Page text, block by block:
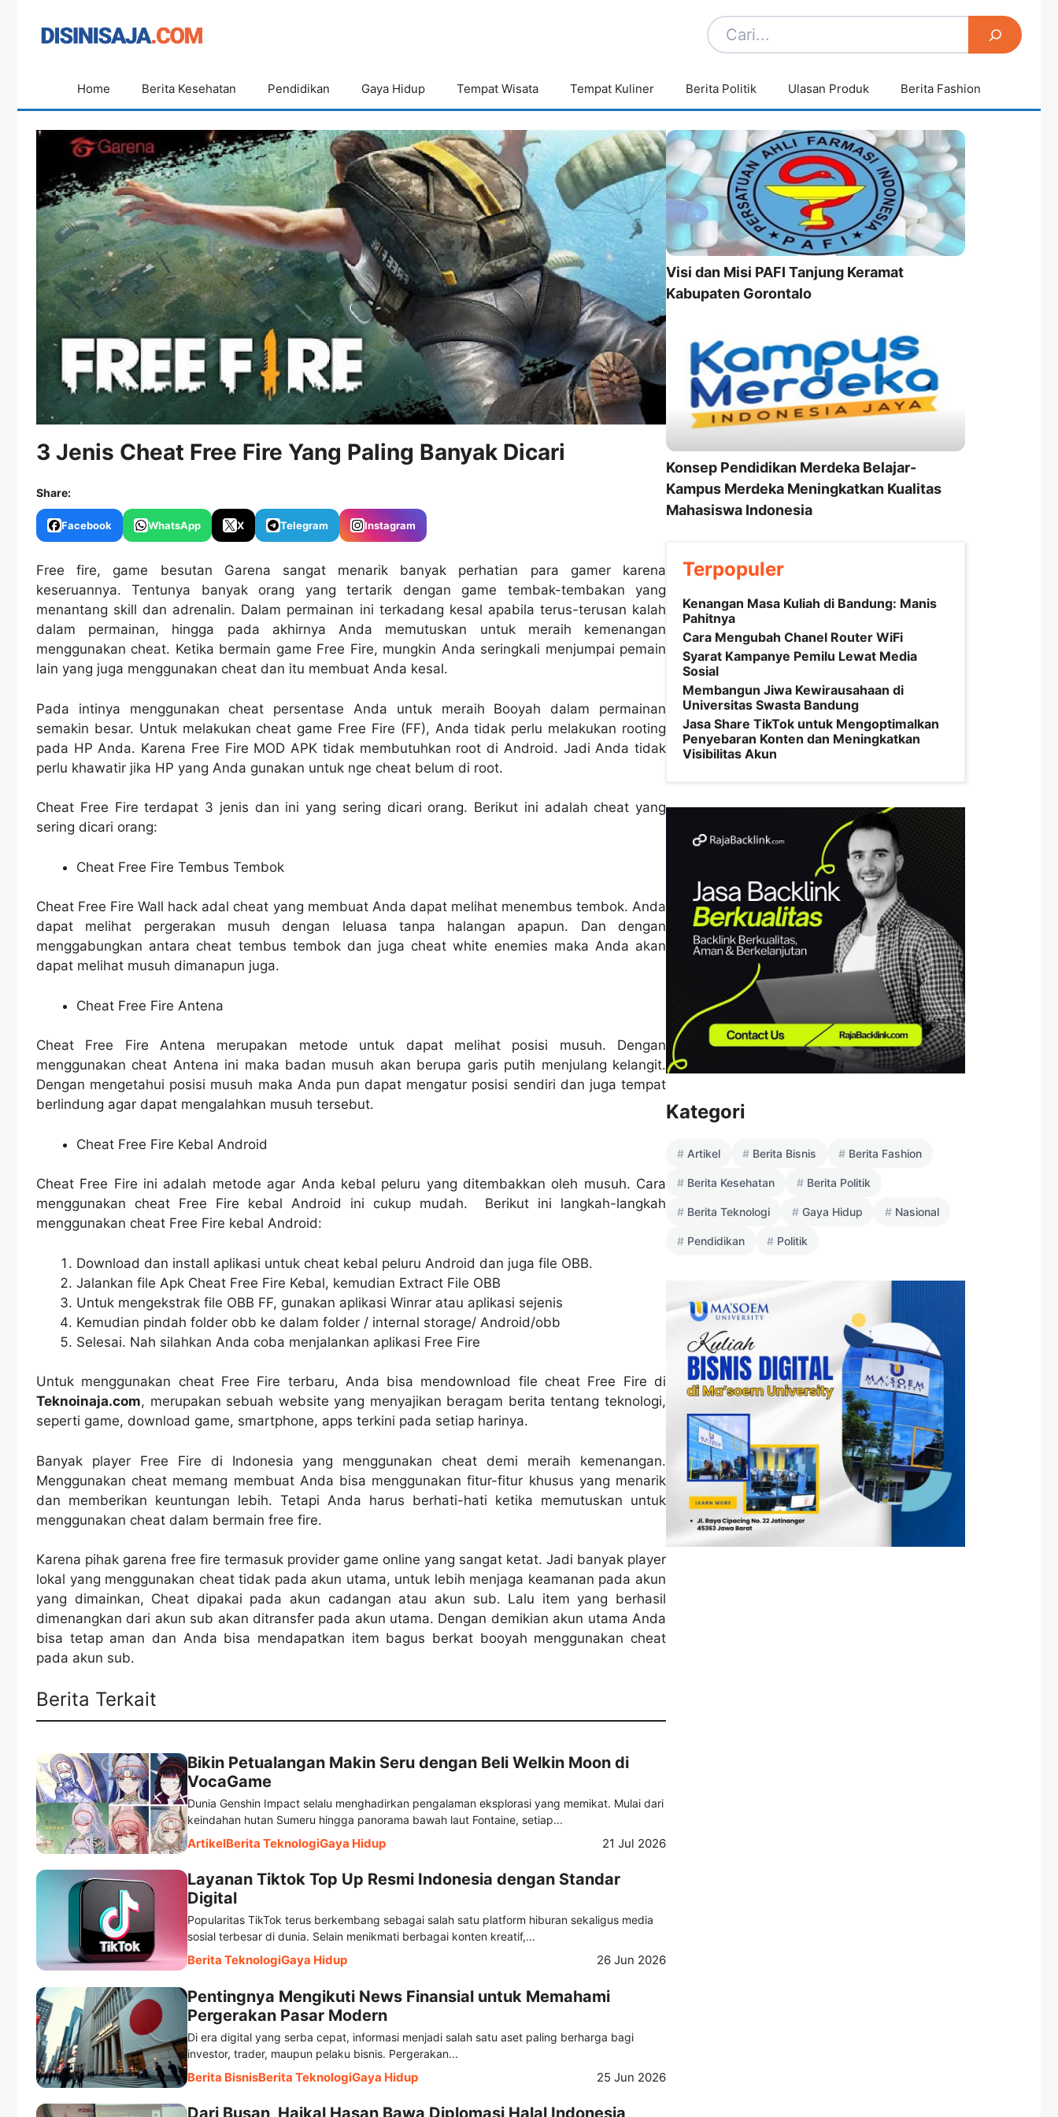
Home Berita Kesehatan Pendidikan Gaya Hidup Tempat Wisata Tempat Kuliner Berita Politik Ulasan Produk Berita Fashion
3 Jenis Cheat Free Fire Yang Paling Banyak Dicari
Share:
Facebook WhatsApp X Telegram Instagram
Free fire, game besutan Garena sangat menarik banyak perhatian para gamer karena
keseruannya. Tentunya banyak orang yang tertarik dengan game tembak-tembakan yang
menantang skill dan adrenalin. Dalam permainan ini terkadang kesal apabila terus-terusan kalah
dalam permainan, hingga pada akhirnya Anda memutuskan untuk meraih kemenangan
menggunakan cheat. Ketika bermain game Free Fire, mungkin Anda seringkali menjumpai pemain
lain yang juga menggunakan cheat dan itu membuat Anda kesal.
Pada intinya menggunakan cheat persentase Anda untuk meraih Booyah dalam permainan
semakin besar. Untuk melakukan cheat game Free Fire (FF), Anda tidak perlu melakukan rooting
pada HP Anda. Karena Free Fire MOD APK tidak membutuhkan root di Android. Jadi Anda tidak
perlu khawatir jika HP yang Anda gunakan untuk nge cheat belum di root.
Cheat Free Fire terdapat 3 jenis dan ini yang sering dicari orang. Berikut ini adalah cheat yang
sering dicari orang:
Cheat Free Fire Tembus Tembok
Cheat Free Fire Wall hack adal cheat yang membuat Anda dapat melihat menembus tembok. Anda
dapat melihat pergerakan musuh dengan leluasa tanpa halangan apapun. Dan dengan
menggabungkan antara cheat tembus tembok dan juga cheat white enemies maka Anda akan
dapat melihat musuh dimanapun juga.
Cheat Free Fire Antena
Cheat Free Fire Antena merupakan metode untuk dapat melihat posisi musuh. Dengan
menggunakan cheat Antena ini maka badan musuh akan berupa garis putih menjulang kelangit.
Dengan mengetahui posisi musuh maka Anda pun dapat mengatur posisi sendiri dan juga tempat
berlindung agar dapat mengalahkan musuh tersebut.
Cheat Free Fire Kebal Android
Cheat Free Fire ini adalah metode agar Anda kebal peluru yang ditembakkan oleh musuh. Cara
menggunakan cheat Free Fire kebal Android ini cukup mudah. Berikut ini langkah-langkah
menggunakan cheat Free Fire kebal Android:
Download dan install aplikasi untuk cheat kebal peluru Android dan juga file OBB.
Jalankan file Apk Cheat Free Fire Kebal, kemudian Extract File OBB
Untuk mengekstrak file OBB FF, gunakan aplikasi Winrar atau aplikasi sejenis
Kemudian pindah folder obb ke dalam folder / internal storage/ Android/obb
Selesai. Nah silahkan Anda coba menjalankan aplikasi Free Fire
Untuk menggunakan cheat Free Fire terbaru, Anda bisa mendownload file cheat Free Fire di
Teknoinaja.com, merupakan sebuah website yang menyajikan beragam berita tentang teknologi,
seperti game, download game, smartphone, apps terkini pada setiap harinya.
Banyak player Free Fire di Indonesia yang menggunakan cheat demi meraih kemenangan.
Menggunakan cheat memang membuat Anda bisa menggunakan fitur-fitur khusus yang menarik
dan memberikan keuntungan lebih. Tetapi Anda harus berhati-hati ketika memutuskan untuk
menggunakan cheat dalam bermain free fire.
Karena pihak garena free fire termasuk provider game online yang sangat ketat. Jadi banyak player
lokal yang menggunakan cheat tidak pada akun utama, untuk lebih menjaga keamanan pada akun
yang dimainkan, Cheat dipakai pada akun cadangan atau akun sub. Lalu item yang berhasil
dimenangkan dari akun sub akan ditransfer pada akun utama. Dengan demikian akun utama Anda
bisa tetap aman dan Anda bisa mendapatkan item bagus berkat booyah menggunakan cheat
pada akun sub.
Berita Terkait
Bikin Petualangan Makin Seru dengan Beli Welkin Moon di
VocaGame
Dunia Genshin Impact selalu menghadirkan pengalaman eksplorasi yang memikat. Mulai dari
keindahan hutan Sumeru hingga panorama bawah laut Fontaine, setiap...
ArtikelBerita TeknologiGaya Hidup 21 Jul 2026
Layanan Tiktok Top Up Resmi Indonesia dengan Standar
Digital
Popularitas TikTok terus berkembang sebagai salah satu platform hiburan sekaligus media
sosial terbesar di dunia. Selain menikmati berbagai konten kreatif,...
Berita TeknologiGaya Hidup 26 Jun 2026
Pentingnya Mengikuti News Finansial untuk Memahami
Pergerakan Pasar Modern
Di era digital yang serba cepat, informasi menjadi salah satu aset paling berharga bagi
investor, trader, maupun pelaku bisnis. Pergerakan...
Berita BisnisBerita TeknologiGaya Hidup 25 Jun 2026
Dari Busan, Haikal Hasan Bawa Diplomasi Halal Indonesia
Visi dan Misi PAFI Tanjung Keramat
Kabupaten Gorontalo
Konsep Pendidikan Merdeka Belajar-
Kampus Merdeka Meningkatkan Kualitas
Mahasiswa Indonesia
Terpopuler
Kenangan Masa Kuliah di Bandung: Manis
Pahitnya
Cara Mengubah Chanel Router WiFi
Syarat Kampanye Pemilu Lewat Media
Sosial
Membangun Jiwa Kewirausahaan di
Universitas Swasta Bandung
Jasa Share TikTok untuk Mengoptimalkan
Penyebaran Konten dan Meningkatkan
Visibilitas Akun
Kategori
Artikel Berita Bisnis Berita Fashion
Berita Kesehatan Berita Politik
Berita Teknologi Gaya Hidup Nasional
Pendidikan Politik